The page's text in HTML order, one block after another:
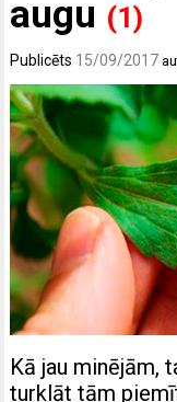
augu (1)
Publicēts 15/09/2017
Kā jau minējām,
turklāt tām